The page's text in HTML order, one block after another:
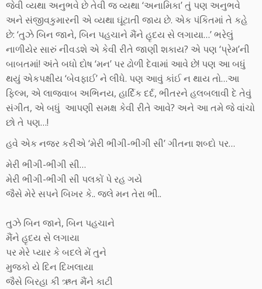
જેવી વ્યથા અનુભવે છે તેવી જ વ્યથા ‘અનામિકા’ તું પણ અનુભવે
અને સંજીવકુમારની એ વ્યથા ઘૂંટાતી જાય છે. એક પંકિતમાં તે કહે
છે: ‘તુઝે બિન જાને, બિન પહચાને મૈંને હૃદય સે લગાયા…’ ભરેલું
નાળીયેર સારું નીવડશે એ કેવી રીતે જાણી શકાય? એ પણ ‘પ્રેમ’ની
બાબતમાં! અંતે બધો દોષ ‘મન’ પર ઢોળી દેવામાં આવે છે! પણ આ બધું
થયું એકપક્ષીય ‘બેવફાઈ’ ને લીધે. પણ આવું કાંઈ ન થાય તો…આ
ફિલ્મ, એ લાજવાબ અભિનય, હાર્દિક દર્દ, ભીતરને હલબલાવી દે તેવું
સંગીત, એ બધું આપણી સમક્ષ કેવી રીતે આવે? અને આ તમે જે વાંચો
છો તે પણ…!
હવે એક નજર કરીએ ‘મેરી ભીગી-ભીગી સી’ ગીતના શબ્દો પર…
મેરી ભીગી-ભીગી સી…
મેરી ભીગી-ભીગી સી પલકોં પે રહ ગયે
જૈસે મેરે સપને બિખર કે.. જલે મન તેરા ભી..
તુઝે બિન જાને, બિન પહચાને
મૈંને હૃદય સે લગાયા
પર મેરે પ્યાર કે બદલે મેં તુને
મુજકો યે દિન દિખલાયા
જૈસે બિરહા કી ઋત મૈંને કાટી